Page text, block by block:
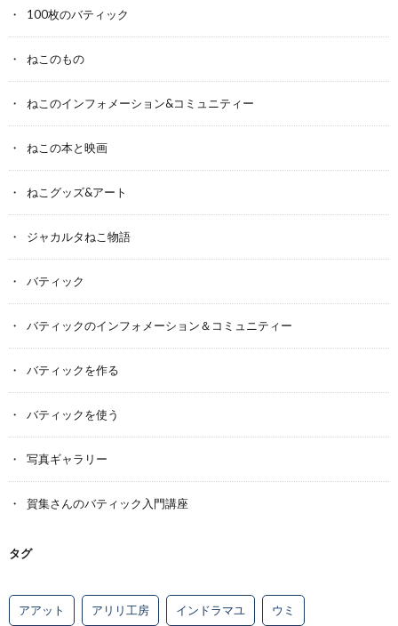
100枚のバティック
ねこのもの
ねこのインフォメーション&コミュニティー
ねこの本と映画
ねこグッズ&アート
ジャカルタねこ物語
バティック
バティックのインフォメーション＆コミュニティー
バティックを作る
バティックを使う
写真ギャラリー
賀集さんのバティック入門講座
タグ
アアット アリリ工房 インドラマユ ウミ